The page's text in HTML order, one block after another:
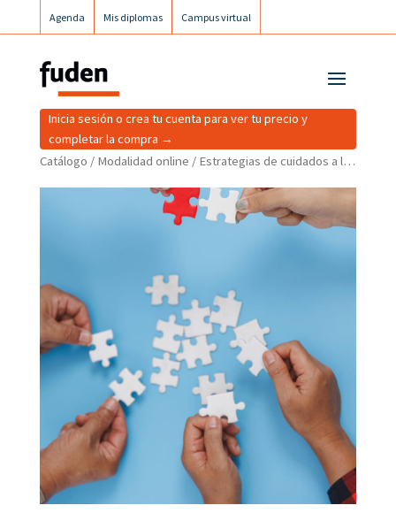
Agenda Mis diplomas Campus virtual
Catálogo / Modalidad online / Estrategias de cuidados a la persona con autismo
Inicia sesión o crea tu cuenta para ver tu precio y
completar la compra →